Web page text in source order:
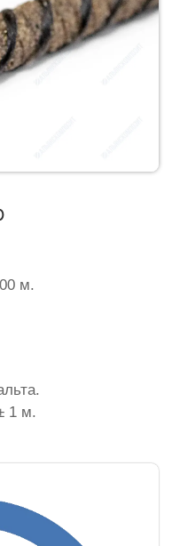
м.
1 м.